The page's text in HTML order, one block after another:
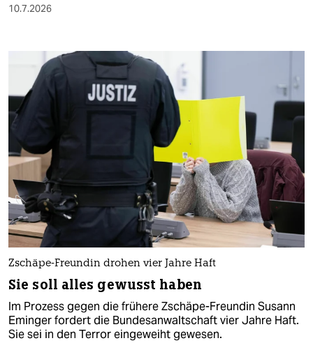
10.7.2026
Zschäpe-Freundin drohen vier Jahre Haft
Sie soll alles gewusst haben
Im Prozess gegen die frühere Zschäpe-Freundin Susann
Eminger fordert die Bundesanwaltschaft vier Jahre Haft.
Sie sei in den Terror eingeweiht gewesen.